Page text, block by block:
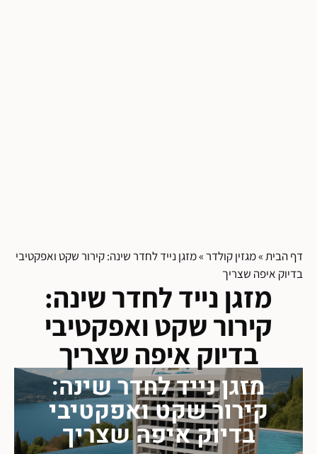
מזגן נייד לחדר שינה:
קירור שקט ואפקטיבי
בדיוק איפה שצריך
מזגן נייד לחדר שינה:
קירור שקט ואפקטיבי
בדיוק איפה שצריך
דף הבית»מגזין קולדר»מזגן נייד לחדר שינה: קירור שקט ואפקטיבי
בדיוק איפה שצריך